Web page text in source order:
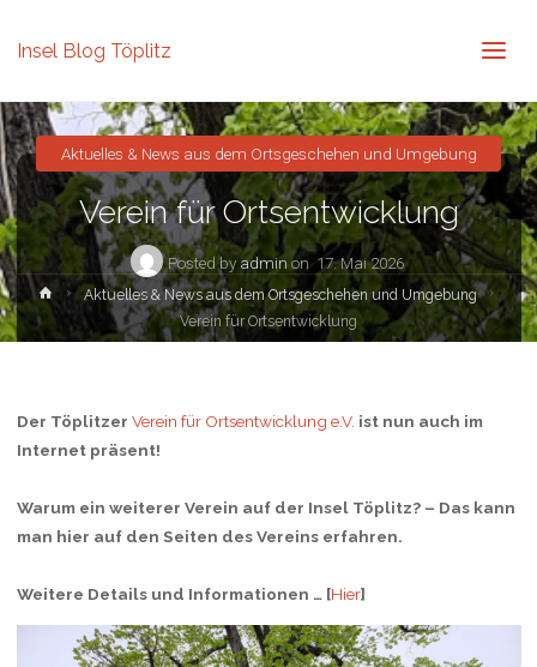
Insel Blog Töplitz
Verein für Ortsentwicklung
Posted by admin on 17. Mai 2026
Aktuelles & News aus dem Ortsgeschehen und Umgebung
HomeAktuelles & News aus dem Ortsgeschehen und Umgebung
Verein für Ortsentwicklung
Der Töplitzer Verein für Ortsentwicklung e.V. ist nun auch im
Internet präsent!
Warum ein weiterer Verein auf der Insel Töplitz? – Das kann
man hier auf den Seiten des Vereins erfahren.
Weitere Details und Informationen … [Hier]